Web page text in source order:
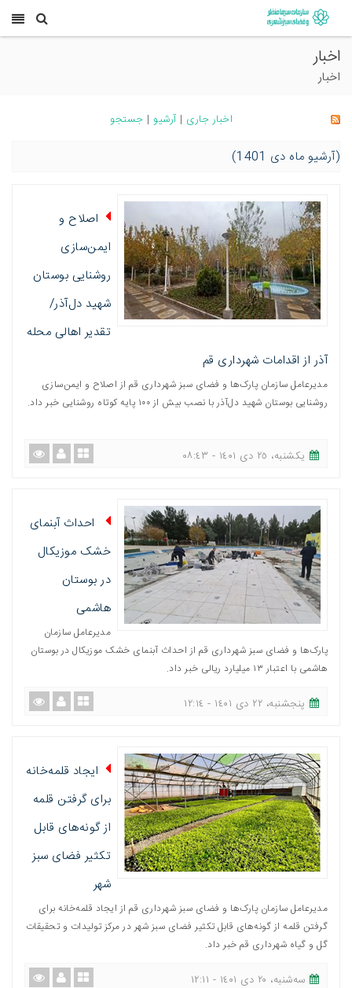
اخبار
اخبار
اخبار جاری | آرشیو | جستجو
(آرشیو ماه دی 1401)
اصلاح و
ایمن‌سازی
روشنایی بوستان
شهید دل‌آذر/
تقدیر اهالی محله
آذر از اقدامات شهرداری قم
مدیرعامل سازمان پارک‌ها و فضای سبز شهرداری قم از اصلاح و ایمن‌سازی
روشنایی بوستان شهید دل‌آذر با نصب بیش از ١٠٠ پایه کوتاه روشنایی خبر داد.
یکشنبه، ٢٥ دی ١٤٠١ - ٠٨:٤٣
احداث آبنمای
خشک موزیکال
در بوستان
هاشمی
مدیرعامل سازمان
پارک‌ها و فضای سبز شهرداری قم از احداث آبنمای خشک موزیکال در بوستان
هاشمی با اعتبار ١٣ میلیارد ریالی خبر داد.
پنجشنبه، ٢٢ دی ١٤٠١ - ١٢:١٤
ایجاد قلمه‌خانه
برای گرفتن قلمه
از گونه‌های قابل
تکثیر فضای سبز
شهر
مدیرعامل سازمان پارک‌ها و فضای سبز شهرداری قم از ایجاد قلمه‌خانه برای
گرفتن قلمه از گونه‌های قابل تکثیر فضای سبز شهر در مرکز تولیدات و تحقیقات
گل و گیاه شهرداری قم خبر داد.
ﺳﻪشنبه، ٢٠ دی ١٤٠١ - ١٢:١١